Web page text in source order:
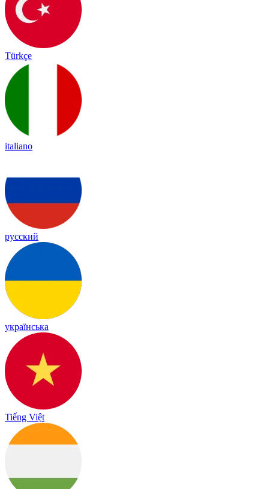
Türkçe
italiano
русский
українська
Tiếng Việt